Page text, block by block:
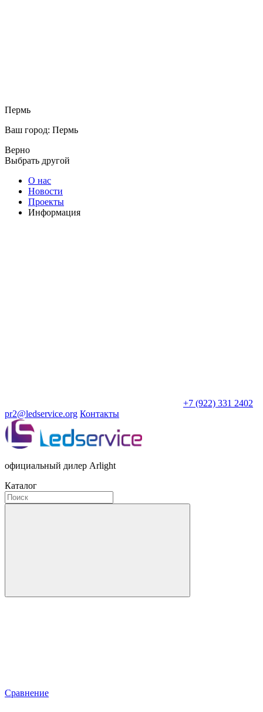
Пермь
Ваш город: Пермь
Верно
Выбрать другой
О нас
Новости
Проекты
Информация
+7 (922) 331 2402
pr2@ledservice.org Контакты
официальный дилер Arlight
Каталог
Сравнение